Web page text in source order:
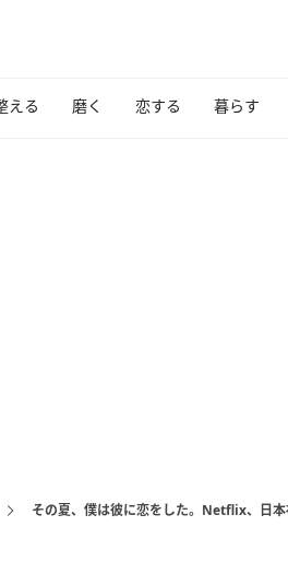
える 磨く 恋する 暮らす
その夏、僕は彼に恋をした。Netflix、日